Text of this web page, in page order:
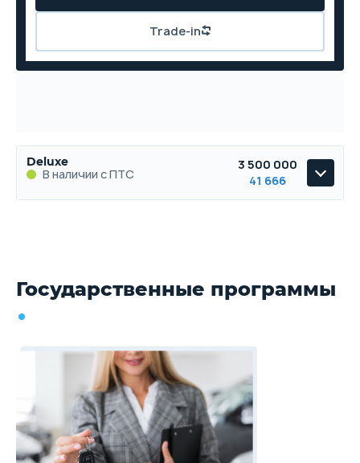
Trade-in
Deluxe
В наличии с ПТС
3 500 000
41 666
Государственные программы